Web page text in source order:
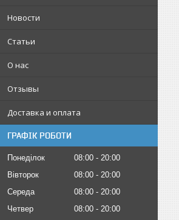
Новости
Статьи
О нас
Отзывы
Доставка и оплата
ГРАФІК РОБОТИ
Понеділок 08:00
20:00
Вівторок
08:00
20:00
Середа
08:00
20:00
Четвер
08:00
20:00